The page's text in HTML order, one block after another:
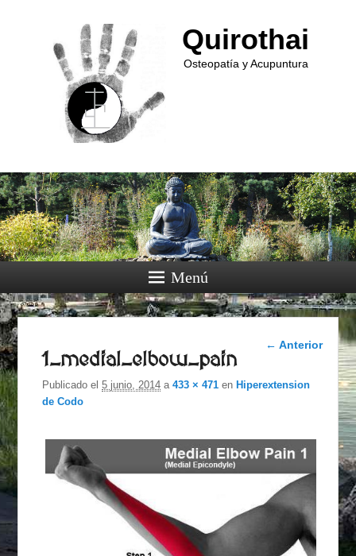
Quirothai
Osteopatía y Acupuntura
Menú
Navegador
← Anterior
1_medial_elbow_pain
Publicado el 5 junio, 2014 a433 × 471 enHiperextension
de Codo